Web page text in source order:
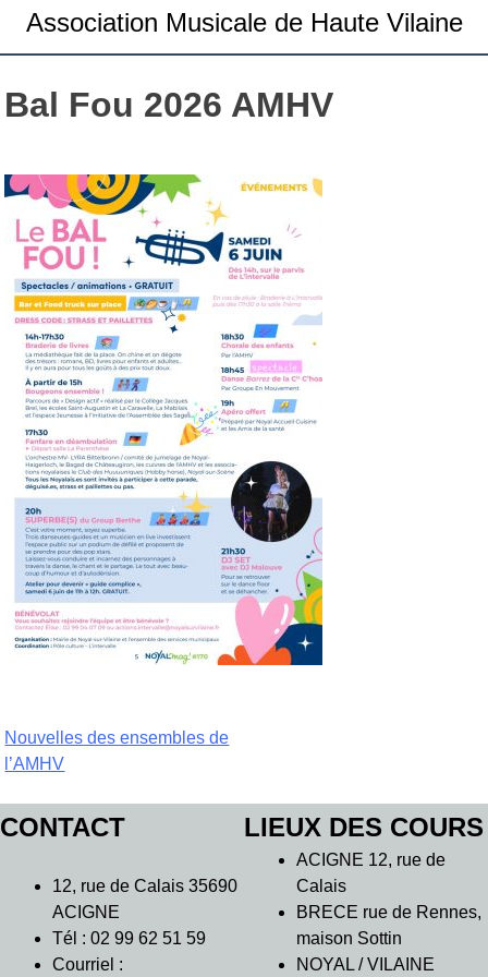
Association Musicale de Haute Vilaine
Bal Fou 2026 AMHV
Navigation
l’article
Nouvelles des ensembles de
l’AMHV
CONTACT
12, rue de Calais 35690
ACIGNE
Tél : 02 99 62 51 59
Courriel :
LIEUX DES COURS
ACIGNE 12, rue de
Calais
BRECE rue de Rennes,
maison Sottin
NOYAL / VILAINE